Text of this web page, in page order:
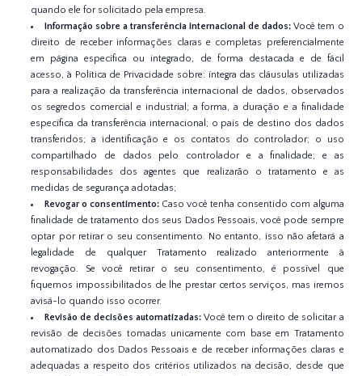
quando ele for solicitado pela empresa.
Informação sobre a transferência internacional de dados: Você tem o
direito de receber informações claras e completas preferencialmente
em página específica ou integrado, de forma destacada e de fácil
acesso, à Política de Privacidade sobre: íntegra das cláusulas utilizadas
para a realização da transferência internacional de dados, observados
os segredos comercial e industrial; a forma, a duração e a finalidade
específica da transferência internacional; o país de destino dos dados
transferidos; a identificação e os contatos do controlador; o uso
compartilhado de dados pelo controlador e a finalidade; e as
responsabilidades dos agentes que realizarão o tratamento e as
medidas de segurança adotadas;
Revogar o consentimento:Caso você tenha consentido com alguma
finalidade de tratamento dos seus Dados Pessoais, você pode sempre
optar por retirar o seu consentimento. No entanto, isso não afetará a
legalidade de qualquer Tratamento realizado anteriormente à
revogação. Se você retirar o seu consentimento, é possível que
fiquemos impossibilitados de lhe prestar certos serviços, mas iremos
avisá-lo quando isso ocorrer.
Revisão de decisões automatizadas:Você tem o direito de solicitar a
revisão de decisões tomadas unicamente com base em Tratamento
automatizado dos Dados Pessoais e de receber informações claras e
adequadas a respeito dos critérios utilizados na decisão, desde que